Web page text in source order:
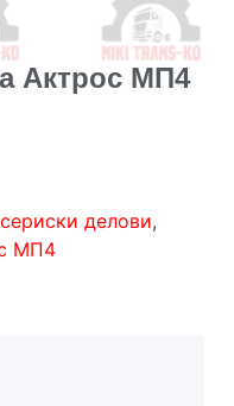
Актрос МП4
делови,
МП4